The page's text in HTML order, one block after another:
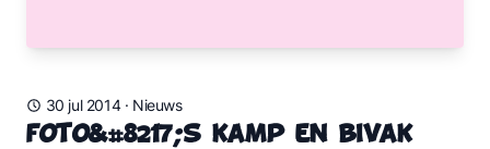
30 jul 2014· Nieuws
Foto&#8217;s kamp en bivak